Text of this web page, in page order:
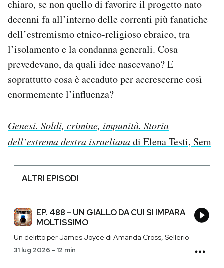
AREA PERSONALE
chiaro, se non quello di favorire il progetto nato
decenni fa all’interno delle correnti più fanatiche
dell’estremismo etnico-religioso ebraico, tra
l’isolamento e la condanna generali. Cosa
prevedevano, da quali idee nascevano? E
soprattutto cosa è accaduto per accrescerne così
enormemente l’influenza?
Genesi. Soldi, crimine, impunità. Storia
dell’estrema destra israelianadi Elena Testi, Sem
ALTRI EPISODI
EP. 488 – UN GIALLO DA CUI SI IMPARA
MOLTISSIMO
Un delitto per James Joyce di Amanda Cross, Sellerio
31 lug 2026 - 12 min